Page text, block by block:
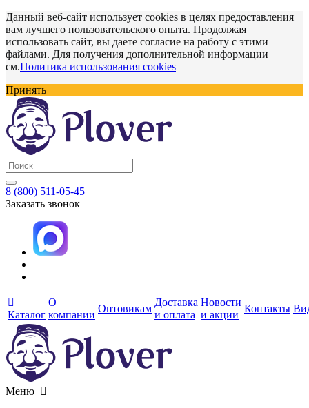
Данный веб-сайт использует cookies в целях предоставления
вам лучшего пользовательского опыта. Продолжая
использовать сайт, вы даете согласие на работу с этими
файлами. Для получения дополнительной информации
см.Политика использования cookies
Принять
8 (800) 511-05-45
Заказать звонок
Каталог
О
компании
Оптовикам
Доставка
и оплата
Новости
и акции
Контакты
Меню